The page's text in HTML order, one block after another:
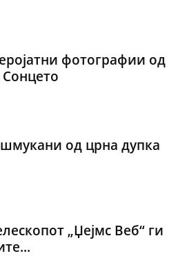
фотографии од
од црна дупка
„Џејмс Веб“ ги